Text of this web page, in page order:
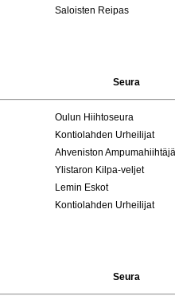
Saloisten Reipas
Seura
Oulun Hiihtoseura
Kontiolahden Urheilijat
Ahveniston Ampumahiihtäjä
Ylistaron Kilpa-veljet
Lemin Eskot
Kontiolahden Urheilijat
Seura